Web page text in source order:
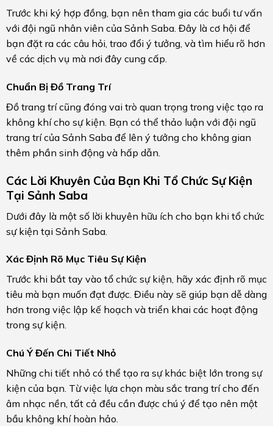
Trước khi ký hợp đồng, bạn nên tham gia các buổi tư vấn
với đội ngũ nhân viên của Sảnh Saba. Đây là cơ hội để
bạn đặt ra các câu hỏi, trao đổi ý tưởng, và tìm hiểu rõ hơn
về các dịch vụ mà nơi đây cung cấp.
Chuẩn Bị Đồ Trang Trí
Đồ trang trí cũng đóng vai trò quan trọng trong việc tạo ra
không khí cho sự kiện. Bạn có thể thảo luận với đội ngũ
trang trí của Sảnh Saba để lên ý tưởng cho không gian
thêm phần sinh động và hấp dẫn.
Các Lời Khuyên Của Bạn Khi Tổ Chức Sự Kiện
Tại Sảnh Saba
Dưới đây là một số lời khuyên hữu ích cho bạn khi tổ chức
sự kiện tại Sảnh Saba.
Xác Định Rõ Mục Tiêu Sự Kiện
Trước khi bắt tay vào tổ chức sự kiện, hãy xác định rõ mục
tiêu mà bạn muốn đạt được. Điều này sẽ giúp bạn dễ dàng
hơn trong việc lập kế hoạch và triển khai các hoạt động
trong sự kiện.
Chú Ý Đến Chi Tiết Nhỏ
Những chi tiết nhỏ có thể tạo ra sự khác biệt lớn trong sự
kiện của bạn. Từ việc lựa chọn màu sắc trang trí cho đến
âm nhạc nền, tất cả đều cần được chú ý để tạo nên một
bầu không khí hoàn hảo.